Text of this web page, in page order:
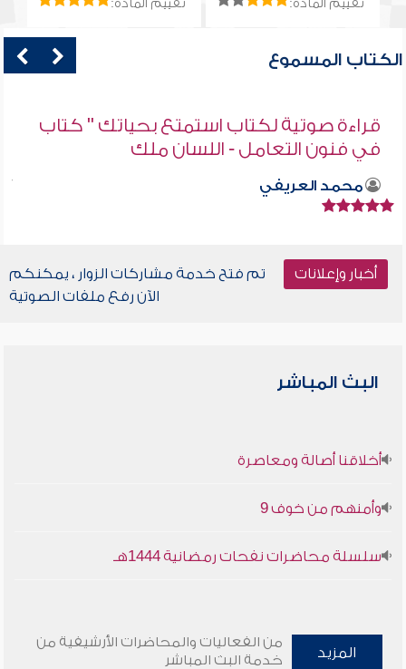
تقييم المادة: تقييم المادة:
الكتاب المسموع
قراءة صوتية لكتاب استمتع بحياتك " كتاب
في فنون التعامل - اللسان ملك
محمد العريفي
أخبار وإعلانات
تم فتح خدمة مشاركات الزوار ، يمكنكم
الآن رفع ملفات الصوتية
البث المباشر
أخلاقنا أصالة ومعاصرة
وأمنهم من خوف 9
سلسلة محاضرات نفحات رمضانية 1444هـ
المزيد
من الفعاليات والمحاضرات الأرشيفية من
خدمة البث المباشر